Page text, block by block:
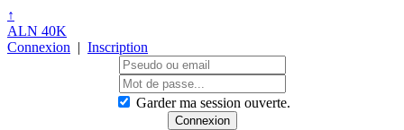
↑
ALN 40K
Connexion | Inscription
Garder ma session ouverte.